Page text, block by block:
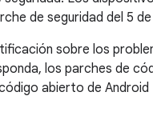
de seguridad del 5
sobre los
los parches de
abierto de Android